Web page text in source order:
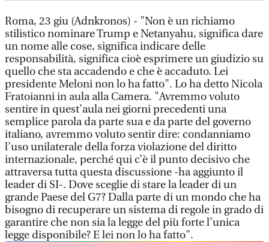
Roma, 23 giu (Adnkronos) - "Non è un richiamo
stilistico nominare Trump e Netanyahu, significa dare
un nome alle cose, significa indicare delle
responsabilità, significa cioè esprimere un giudizio su
quello che sta accadendo e che è accaduto. Lei
presidente Meloni non lo ha fatto". Lo ha detto Nicola
Fratoianni in aula alla Camera. "Avremmo voluto
sentire in quest’aula nei giorni precedenti una
semplice parola da parte sua e da parte del governo
italiano, avremmo voluto sentir dire: condanniamo
l’uso unilaterale della forza violazione del diritto
internazionale, perché qui c’è il punto decisivo che
attraversa tutta questa discussione -ha aggiunto il
leader di SI-. Dove sceglie di stare la leader di un
grande Paese del G7? Dalla parte di un mondo che ha
bisogno di recuperare un sistema di regole in grado di
garantire che non sia la legge del più forte l’unica
legge disponibile? E lei non lo ha fatto".